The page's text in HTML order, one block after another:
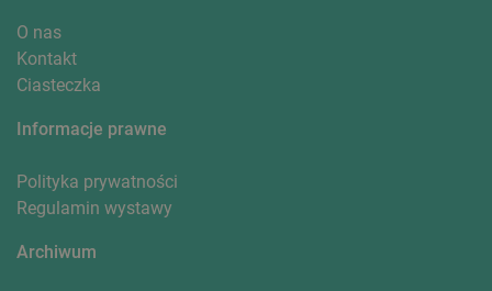
O nas
Kontakt
Ciasteczka
Informacje prawne
Polityka prywatności
Regulamin wystawy
Archiwum